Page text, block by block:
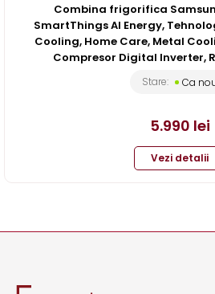
Combina frigorifica
SmartThings AI Energy,
Cooling, Home Care, Metal
Compresor Digital Inverter,
Stare: Ca
5.990 lei
Vezi detalii